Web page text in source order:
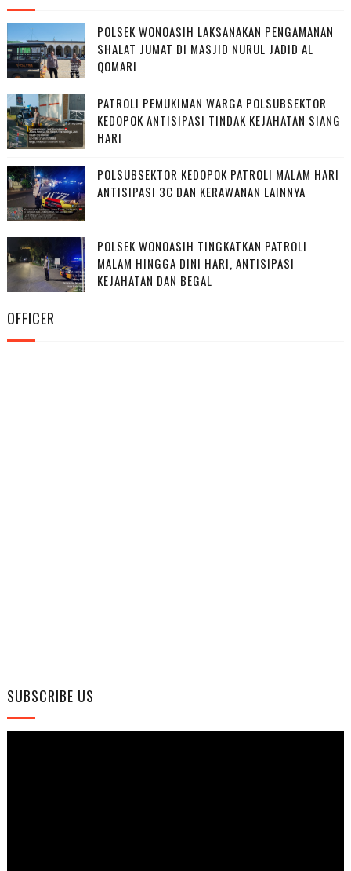
POLSEK WONOASIH LAKSANAKAN PENGAMANAN
SHALAT JUMAT DI MASJID NURUL JADID AL
QOMARI
PATROLI PEMUKIMAN WARGA POLSUBSEKTOR
KEDOPOK ANTISIPASI TINDAK KEJAHATAN SIANG
HARI
POLSUBSEKTOR KEDOPOK PATROLI MALAM HARI
ANTISIPASI 3C DAN KERAWANAN LAINNYA
POLSEK WONOASIH TINGKATKAN PATROLI
MALAM HINGGA DINI HARI, ANTISIPASI
KEJAHATAN DAN BEGAL
OFFICER
SUBSCRIBE US